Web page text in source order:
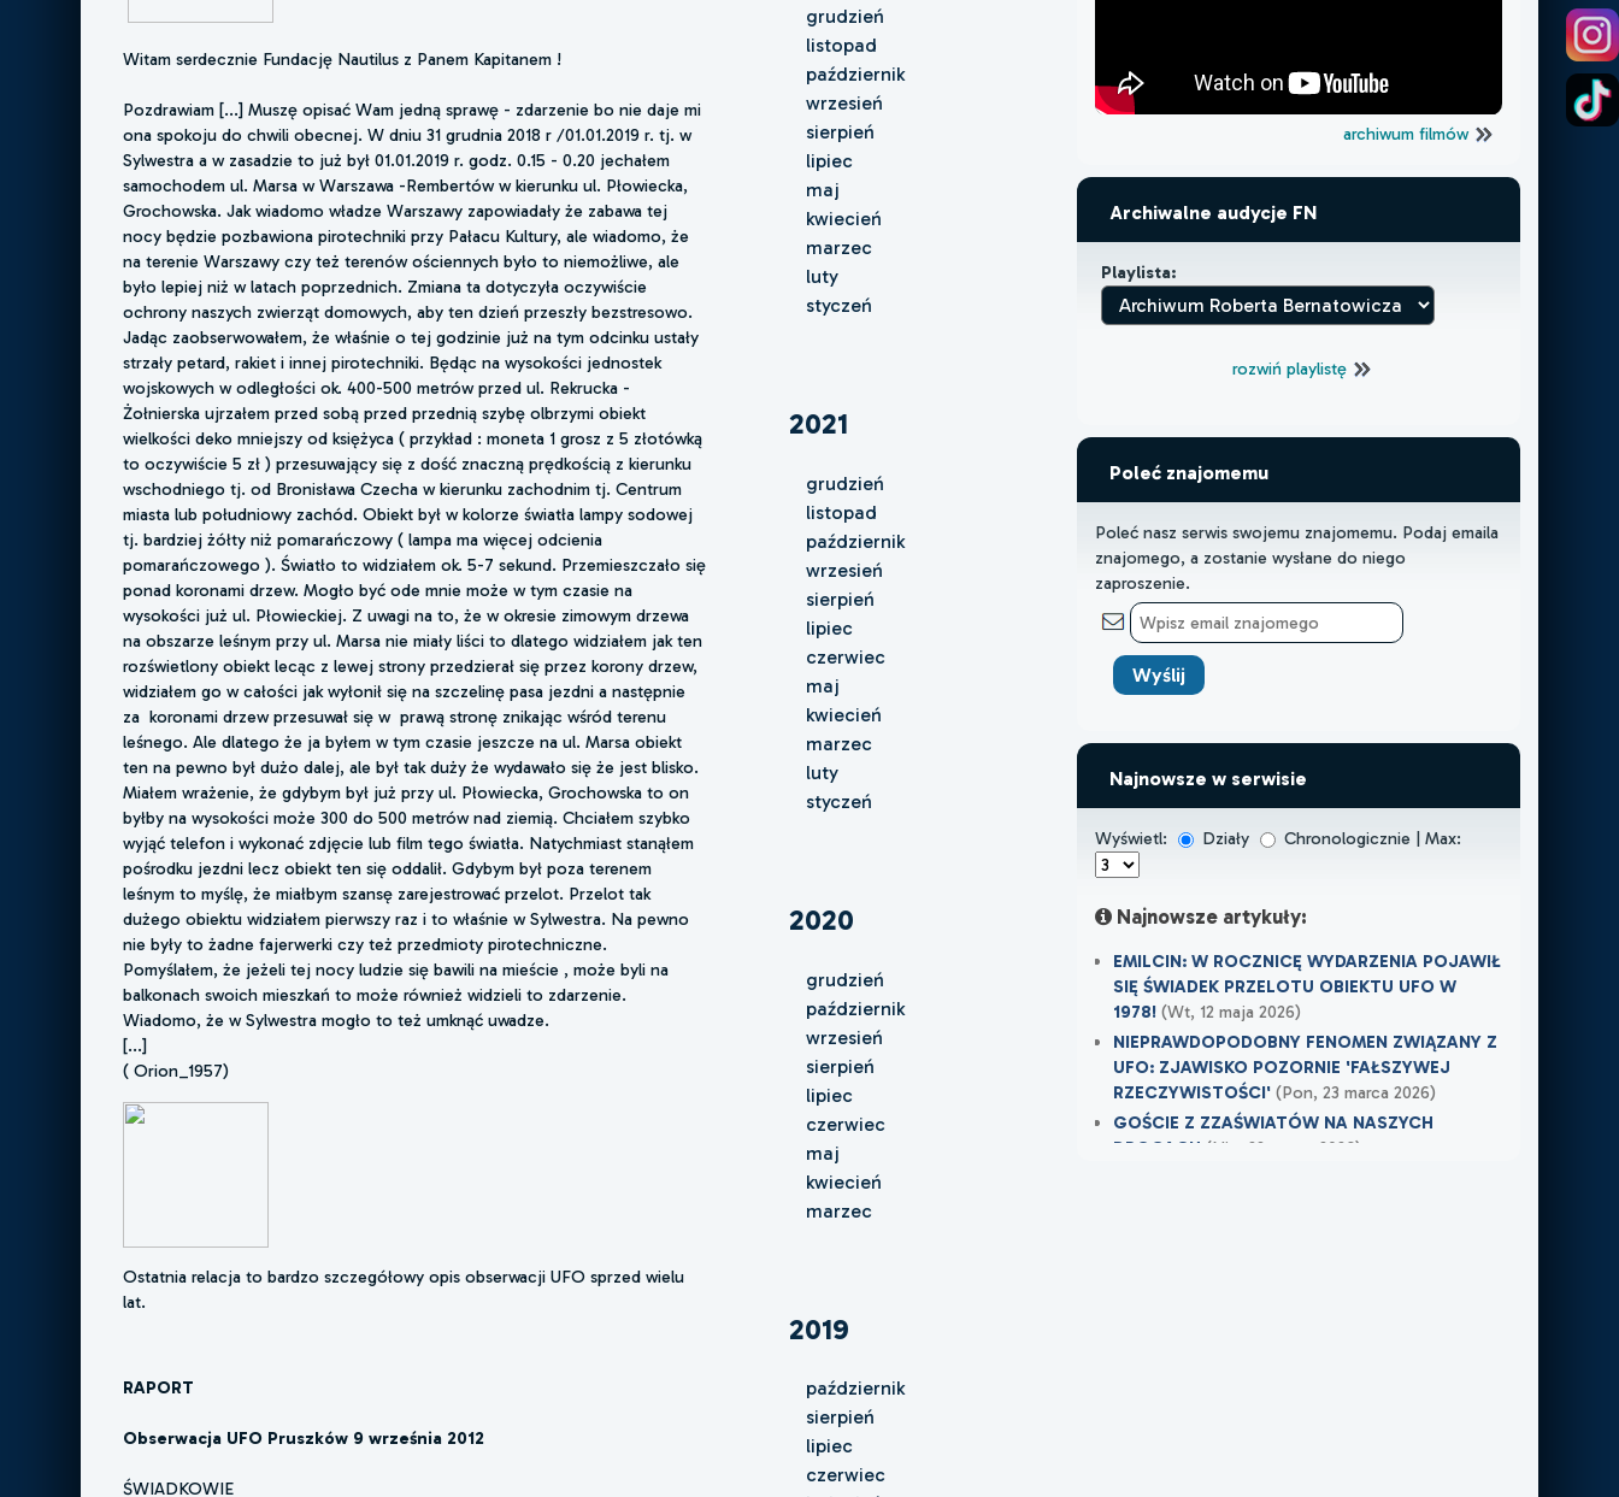
Witam serdecznie Fundację Nautilus z Panem Kapitanem !
Pozdrawiam [...] Muszę opisać Wam jedną sprawę - zdarzenie bo nie daje mi
ona spokoju do chwili obecnej. W dniu 31 grudnia 2018 r /01.01.2019 r. tj. w
Sylwestra a w zasadzie to już był 01.01.2019 r. godz. 0.15 - 0.20 jechałem
samochodem ul. Marsa w Warszawa -Rembertów w kierunku ul. Płowiecka,
Grochowska. Jak wiadomo władze Warszawy zapowiadały że zabawa tej
nocy będzie pozbawiona pirotechniki przy Pałacu Kultury, ale wiadomo, że
na terenie Warszawy czy też terenów ościennych było to niemożliwe, ale
było lepiej niż w latach poprzednich. Zmiana ta dotyczyła oczywiście
ochrony naszych zwierząt domowych, aby ten dzień przeszły bezstresowo.
Jadąc zaobserwowałem, że właśnie o tej godzinie już na tym odcinku ustały
strzały petard, rakiet i innej pirotechniki. Będąc na wysokości jednostek
wojskowych w odległości ok. 400-500 metrów przed ul. Rekrucka -
Żołnierska ujrzałem przed sobą przed przednią szybę olbrzymi obiekt
wielkości deko mniejszy od księżyca ( przykład : moneta 1 grosz z 5 złotówką
to oczywiście 5 zł ) przesuwający się z dość znaczną prędkością z kierunku
wschodniego tj. od Bronisława Czecha w kierunku zachodnim tj. Centrum
miasta lub południowy zachód. Obiekt był w kolorze światła lampy sodowej
tj. bardziej żółty niż pomarańczowy ( lampa ma więcej odcienia
pomarańczowego ). Światło to widziałem ok. 5-7 sekund. Przemieszczało się
ponad koronami drzew. Mogło być ode mnie może w tym czasie na
wysokości już ul. Płowieckiej. Z uwagi na to, że w okresie zimowym drzewa
na obszarze leśnym przy ul. Marsa nie miały liści to dlatego widziałem jak ten
rozświetlony obiekt lecąc z lewej strony przedzierał się przez korony drzew,
widziałem go w całości jak wyłonił się na szczelinę pasa jezdni a następnie
za koronami drzew przesuwał się w prawą stronę znikając wśród terenu
leśnego. Ale dlatego że ja byłem w tym czasie jeszcze na ul. Marsa obiekt
ten na pewno był dużo dalej, ale był tak duży że wydawało się że jest blisko.
Miałem wrażenie, że gdybym był już przy ul. Płowiecka, Grochowska to on
byłby na wysokości może 300 do 500 metrów nad ziemią. Chciałem szybko
wyjąć telefon i wykonać zdjęcie lub film tego światła. Natychmiast stanąłem
pośrodku jezdni lecz obiekt ten się oddalił. Gdybym był poza terenem
leśnym to myślę, że miałbym szansę zarejestrować przelot. Przelot tak
dużego obiektu widziałem pierwszy raz i to właśnie w Sylwestra. Na pewno
nie były to żadne fajerwerki czy też przedmioty pirotechniczne.
Pomyślałem, że jeżeli tej nocy ludzie się bawili na mieście , może byli na
balkonach swoich mieszkań to może również widzieli to zdarzenie.
Wiadomo, że w Sylwestra mogło to też umknąć uwadze.
[...]
( Orion_1957)
Ostatnia relacja to bardzo szczegółowy opis obserwacji UFO sprzed wielu
lat.
RAPORT
Obserwacja UFO Pruszków 9 września 2012
ŚWIADKOWIE
grudzień
listopad
październik
wrzesień
sierpień
lipiec
maj
kwiecień
marzec
luty
styczeń
2021
grudzień
listopad
październik
wrzesień
sierpień
lipiec
czerwiec
maj
kwiecień
marzec
luty
styczeń
2020
grudzień
październik
wrzesień
sierpień
lipiec
czerwiec
maj
kwiecień
marzec
2019
październik
sierpień
lipiec
czerwiec
archiwum filmów
Archiwalne audycje FN
Playlista:
rozwiń playlistę
Poleć znajomemu
Poleć nasz serwis swojemu znajomemu. Podaj emaila
znajomego, a zostanie wysłane do niego
zaproszenie.
Najnowsze w serwisie
Wyświetl: Działy Chronologicznie | Max:
Najnowsze artykuły:
EMILCIN: W ROCZNICĘ WYDARZENIA POJAWIŁ
SIĘ ŚWIADEK PRZELOTU OBIEKTU UFO W
1978!(Wt, 12 maja 2026)
NIEPRAWDOPODOBNY FENOMEN ZWIĄZANY Z
UFO: ZJAWISKO POZORNIE 'FAŁSZYWEJ
RZECZYWISTOŚCI'(Pon, 23 marca 2026)
GOŚCIE Z ZZAŚWIATÓW NA NASZYCH
DROGACH (Nie, 22 marca 2026)